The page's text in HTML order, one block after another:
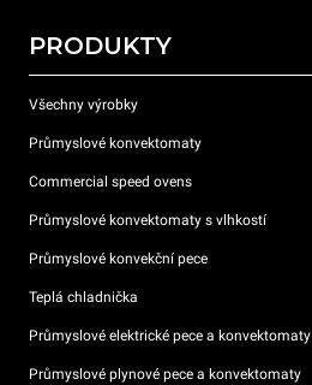
PRODUKTY
Všechny výrobky
Průmyslové konvektomaty
Commercial speed ovens
Průmyslové konvektomaty s vlhkostí
Průmyslové konvekční pece
Teplá chladnička
Průmyslové elektrické pece a konvektomaty
Průmyslové plynové pece a konvektomaty